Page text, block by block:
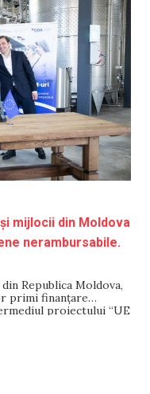
mijlocii din Moldova
nerambursabile.
Republica Moldova,
primi finanțare
proiectului “UE
extinde sau
lucru, Uniunea